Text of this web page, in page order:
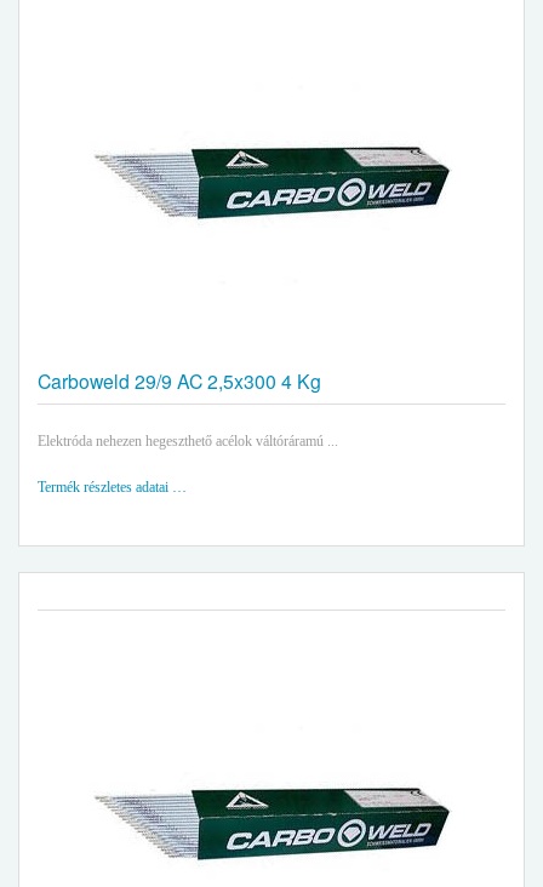
Carboweld 29/9 AC 2,5x300 4 Kg
Elektróda nehezen hegeszthető acélok váltóráramú ...
Termék részletes adatai …